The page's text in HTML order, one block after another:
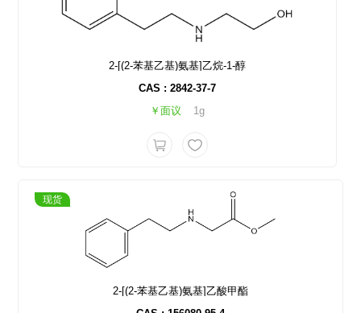
2-[(2-苯基乙基)氨基]乙烷-1-醇
CAS : 2842-37-7
￥面议
1g
现货
2-[(2-苯基乙基)氨基]乙酸甲酯